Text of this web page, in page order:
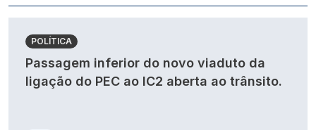
POLÍTICA
Passagem inferior do novo viaduto da
ligação do PEC ao IC2 aberta ao trânsito.